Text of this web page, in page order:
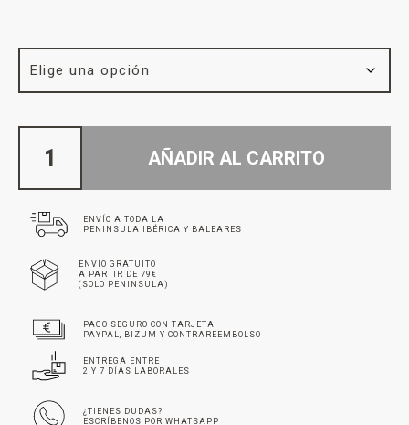
AÑADIR AL CARRITO
ENVÍO A TODA LA
PENINSULA IBÉRICA Y BALEARES
ENVÍO GRATUITO
A PARTIR DE 79€
(SOLO PENINSULA)
PAGO SEGURO CON TARJETA
PAYPAL, BIZUM Y CONTRAREEMBOLSO
ENTREGA ENTRE
2 Y 7 DÍAS LABORALES
¿TIENES DUDAS?
ESCRÍBENOS POR WHATSAPP